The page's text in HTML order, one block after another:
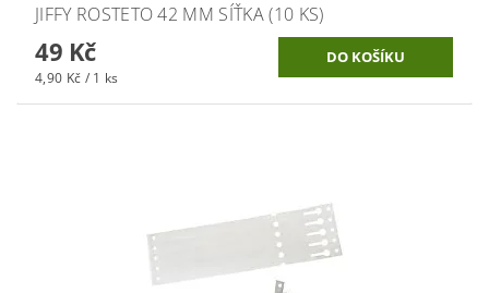
JIFFY ROSTETO 42 MM SÍŤKA (10 KS)
49 Kč
4,90 Kč / 1 ks